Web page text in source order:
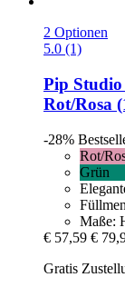
2 Optionen
5.0 (1)
Pip Studio
Rot/Rosa
-28%
Rot/
Grün
Maße:
€ 57,59 €
Gratis